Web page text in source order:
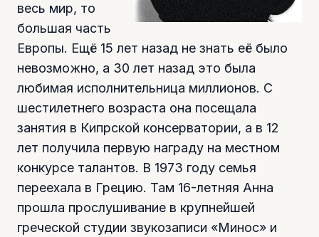
весь мир, то
большая часть
Европы. Ещё 15 лет назад не знать её было
невозможно, а 30 лет назад это была
любимая исполнительница миллионов. С
шестилетнего возраста она посещала
занятия в Кипрской консерватории, а в 12
лет получила первую награду на местном
конкурсе талантов. В 1973 году семья
переехала в Грецию. Там 16-летняя Анна
прошла прослушивание в крупнейшей
греческой студии звукозаписи «Минос» и